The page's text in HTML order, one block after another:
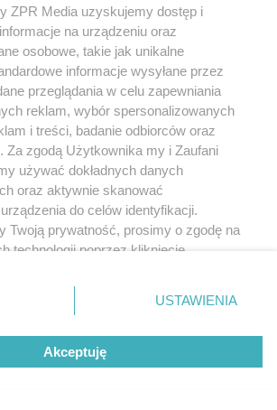
ZPR Media uzyskujemy dostęp i
na urządzeniu oraz
osobowe, takie jak unikalne
informacje wysyłane przez
przeglądania w celu zapewniania
reklam, wybór spersonalizowanych
i treści, badanie odbiorców oraz
Za zgodą Użytkownika my i Zaufani
używać dokładnych danych
oraz aktywnie skanować
do celów identyfikacji.
Twoją prywatność, prosimy o zgodę na
technologii poprzez kliknięcie
klikając przycisk ustawień prywatności
lewym dolnym rogu strony
danych nie wymagają zgody
masz prawo sprzeciwić się takiemu
będą miały zastosowanie tylko
USTAWIENIA
Akceptuję